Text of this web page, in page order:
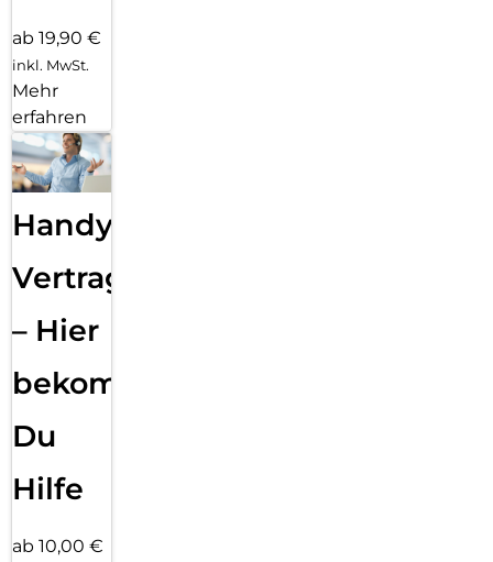
ab 19,90 €
inkl. MwSt.
Mehr
erfahren
Handy
Vertragsabwicklung
– Hier
bekommst
Du
Hilfe
ab 10,00 €